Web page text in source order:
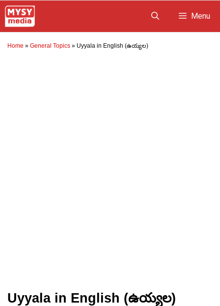
Skip
to
content
Menu
Home » General Topics » Uyyala in English (ఉయ్యల)
Uyyala in English (ఉయ్యల)